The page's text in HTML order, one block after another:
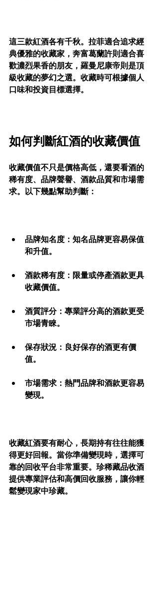
這三款紅酒各有千秋。拉菲適合追求經
典優雅的收藏家，奔富葛蘭許則適合喜
歡濃烈果香的朋友，羅曼尼康帝則是頂
級收藏的夢幻之選。收藏時可根據個人
口味和投資目標選擇。
如何判斷紅酒的收藏價值
收藏價值不只是價格高低，還要看酒的
稀有度、品牌聲譽、酒款品質和市場需
求。以下幾點幫助判斷：
品牌知名度 ：知名品牌更容易保值
和升值。
酒款稀有度 ：限量或停產酒款更具
收藏價值。
酒質評分：專業評分高的酒款更受
市場青睞。
保存狀況 ：良好保存的酒更有價
值。
市場需求：熱門品牌和酒款更容易
變現。
收藏紅酒要有耐心，長期持有往往能獲
得更好回報。當你準備變現時，選擇可
靠的回收平台非常重要。珍稀藏品收酒
提供專業評估和高價回收服務，讓你輕
鬆變現家中珍藏。